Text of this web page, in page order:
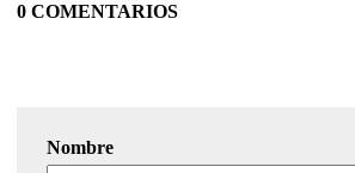
0 COMENTARIOS
Nombre